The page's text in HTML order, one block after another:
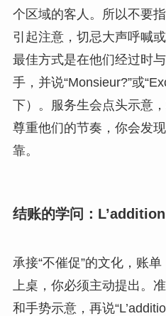
个区域的客人。所以不要
引起注意，切忌大声呼喊
最佳方式是在他们经过时
手，并说“Monsieur?”或
下）。服务生会点头示意
尊重他们的节奏，你会发
靠。
结账的学问：
承接“不催促”的文化，账
上桌，你必须主动提出。
和手势示意，再说